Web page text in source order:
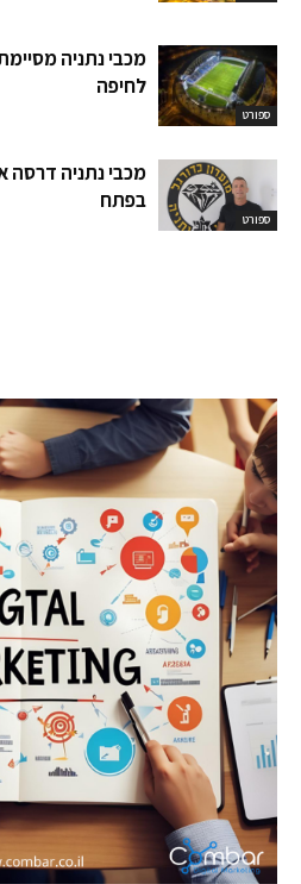
ספורט
מכבי נתניה
לחיפה
ספורט
מכבי נתניה דרסה
בפתח